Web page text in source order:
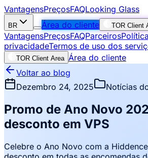
VantagensPreçosFAQLooking Glass
BR Área do cliente TOR Client
VantagensPreçosFAQParceiros
privacidadeTermos de uso dos
TOR Client Area Área do cliente
Voltar ao blog
Dezembro 24, 2025
Notícias
Promo de Ano Novo
desconto em VPS
Celebre o Ano Novo com a